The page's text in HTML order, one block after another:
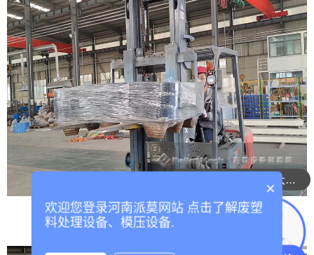
整套设备运行成本大概多少？
×
欢迎您登录河南派莫网站 点击了解废塑
料处理设备、模压设备.